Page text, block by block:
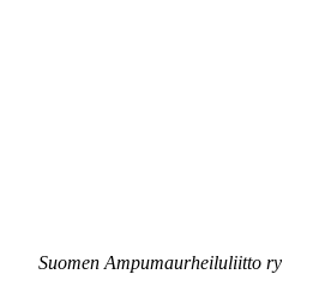
Suomen Ampumaurheiluliitto ry